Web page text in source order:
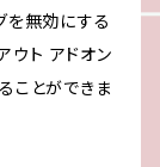
を無効にする
ウト アドオン
ことができま